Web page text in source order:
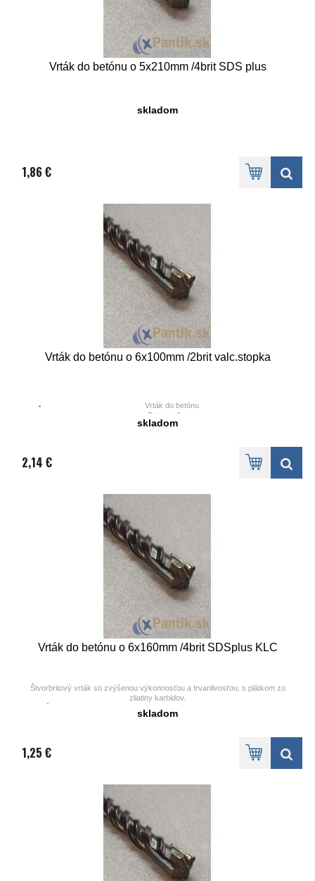
Vrták do betónu o 5x210mm /4brit SDS plus
skladom
1,86 €
Vrták do betónu o 6x100mm /2brit valc.stopka
Vrták do betónu
Priemer 6 mm
Dĺžka 100 mm
skladom
2,14 €
Vrták do betónu o 6x160mm /4brit SDSplus KLC
Štvorbritový vrták so zvýšenou výkonnosťou a trvanlivosťou, s plátkom zo
zliatiny karbidov.
Vhodný pre príklepové vŕtanie mramoru, kameňa, keramiky, tehly, betónu.
skladom
1,25 €